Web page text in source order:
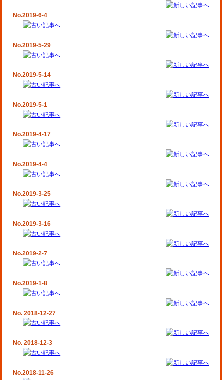
No.2019-6-4
No.2019-5-29
No.2019-5-14
No.2019-5-1
No.2019-4-17
No.2019-4-4
No.2019-3-25
No.2019-3-16
No.2019-2-7
No.2019-1-8
No. 2018-12-27
No. 2018-12-3
No.2018-11-26